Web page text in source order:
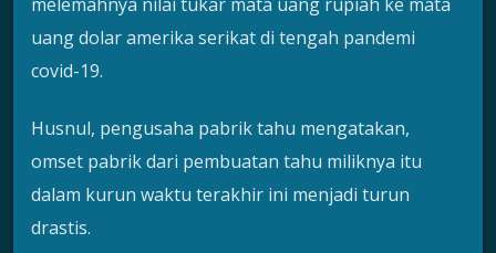
uang dolar amerika serikat di tengah pandemi
covid-19.
Husnul, pengusaha pabrik tahu mengatakan,
omset pabrik dari pembuatan tahu miliknya itu
dalam kurun waktu terakhir ini menjadi turun
drastis.